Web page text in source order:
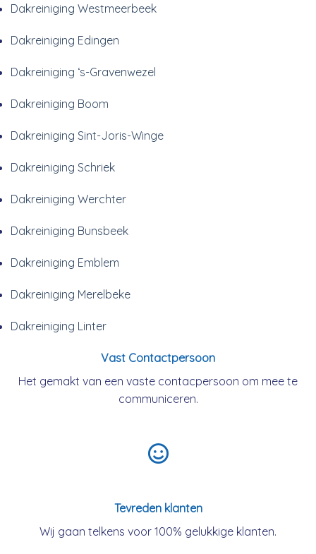
Dakreiniging Westmeerbeek
Dakreiniging Edingen
Dakreiniging ‘s-Gravenwezel
Dakreiniging Boom
Dakreiniging Sint-Joris-Winge
Dakreiniging Schriek
Dakreiniging Werchter
Dakreiniging Bunsbeek
Dakreiniging Emblem
Dakreiniging Merelbeke
Dakreiniging Linter
Vast Contactpersoon
Het gemakt van een vaste contacpersoon om mee te
communiceren.
Tevreden klanten
Wij gaan telkens voor 100% gelukkige klanten.